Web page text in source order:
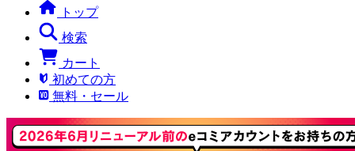
トップ
検索
カート
初めての方
無料・セール